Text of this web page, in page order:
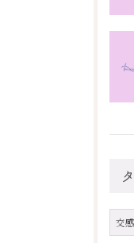
交